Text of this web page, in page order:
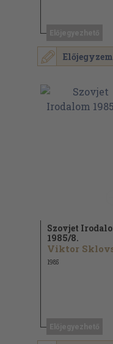
Előjegyzem
Szovjet
1985/8.
1985